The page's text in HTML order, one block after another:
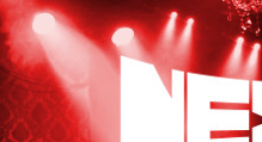
Zum
Inhalt
springen